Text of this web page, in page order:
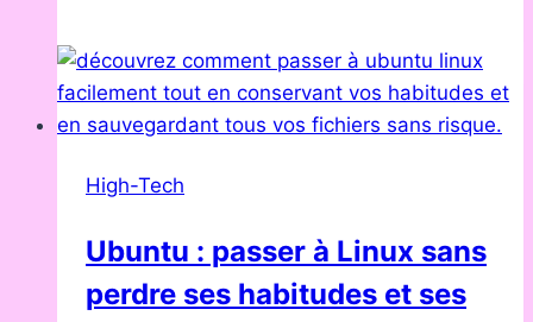
carte
graphique
GeForce
1440p
en
High-Tech
Ubuntu : passer à Linux sans
perdre ses habitudes et ses